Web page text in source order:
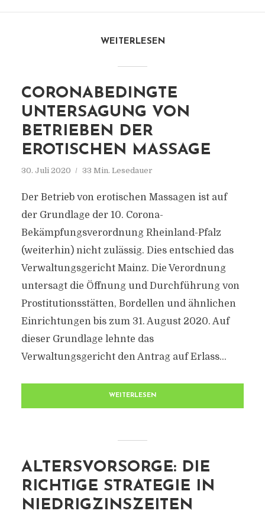
WEITERLESEN
CORONABEDINGTE
UNTERSAGUNG VON
BETRIEBEN DER
EROTISCHEN MASSAGE
30. Juli 2020 33 Min. Lesedauer
Der Betrieb von erotischen Massagen ist auf
der Grundlage der 10. Corona-
Bekämpfungsverordnung Rheinland-Pfalz
(weiterhin) nicht zulässig. Dies entschied das
Verwaltungsgericht Mainz. Die Verordnung
untersagt die Öffnung und Durchführung von
Prostitutionsstätten, Bordellen und ähnlichen
Einrichtungen bis zum 31. August 2020. Auf
dieser Grundlage lehnte das
Verwaltungsgericht den Antrag auf Erlass...
WEITERLESEN
ALTERSVORSORGE: DIE
RICHTIGE STRATEGIE IN
NIEDRIGZINSZEITEN